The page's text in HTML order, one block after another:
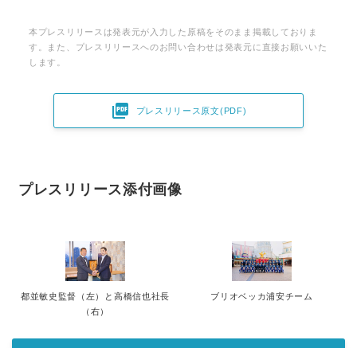
本プレスリリースは発表元が入力した原稿をそのまま掲載しておりま
す。また、プレスリリースへのお問い合わせは発表元に直接お願いいた
します。
 プレスリリース原文(PDF)
プレスリリース添付画像
都並敏史監督（左）と高橋信也社長
（右）
ブリオベッカ浦安チーム